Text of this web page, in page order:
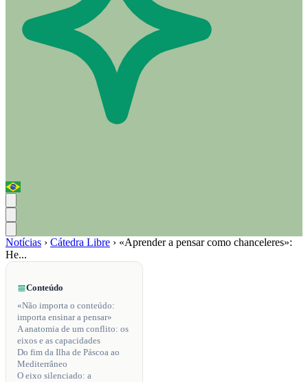
Notícias › Cátedra Libre › «Aprender a pensar como chanceleres»:
He...
Conteúdo
«Não importa o conteúdo:
importa ensinar a pensar»
A anatomia de um conflito: os
eixos e as capacidades
Do fim da Ilha de Páscoa ao
Mediterrâneo
O eixo silenciado: a